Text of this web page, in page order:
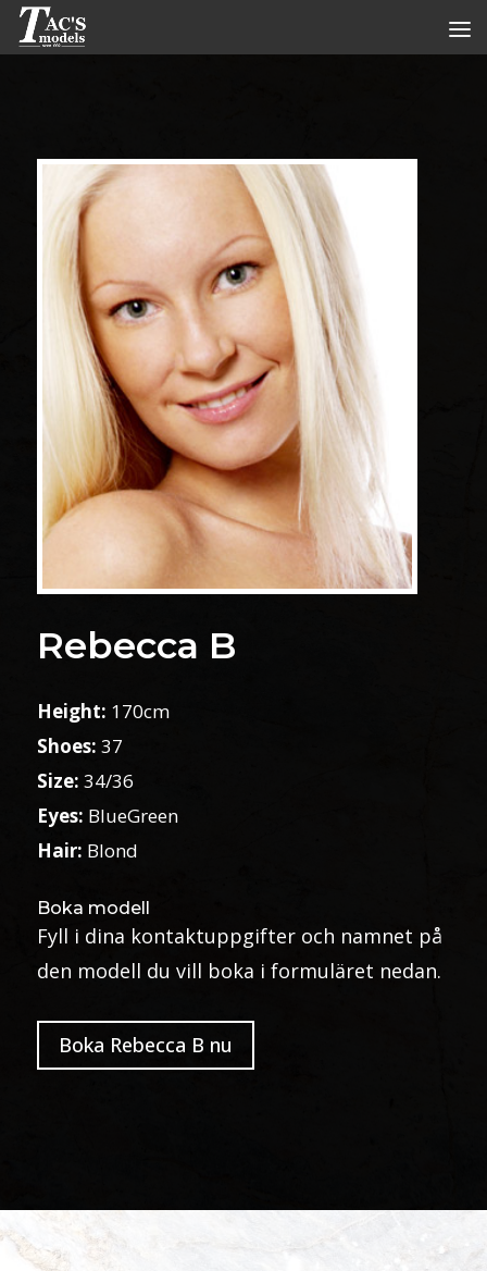
Rebecca B
Height: 170cm
Shoes: 37
Size: 34/36
Eyes: BlueGreen
Hair: Blond
Boka modell
Fyll i dina kontaktuppgifter och namnet på
den modell du vill boka i formuläret nedan.
Boka Rebecca B nu